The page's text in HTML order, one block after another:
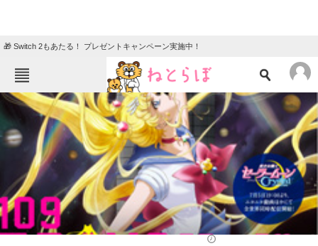
🎁 Switch 2もあたる！ プレゼントキャンペーン実施中！
ねとらぼメニュー
TOP ニュース
エンタメ クイズ
グルメ 地域
住まい 教育・育児
動物 リサーチ